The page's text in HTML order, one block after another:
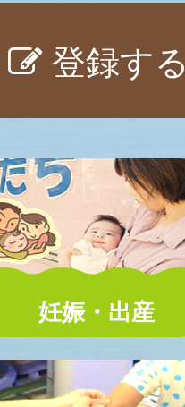
登録する
妊娠・出産